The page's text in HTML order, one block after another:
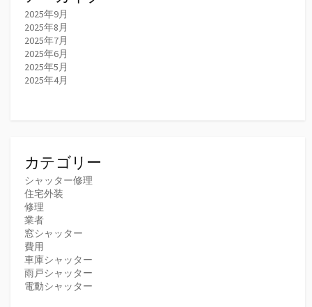
2025年9月
2025年8月
2025年7月
2025年6月
2025年5月
2025年4月
カテゴリー
シャッター修理
住宅外装
修理
業者
窓シャッター
費用
車庫シャッター
雨戸シャッター
電動シャッター